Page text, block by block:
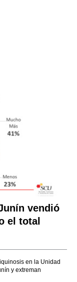
vendió
el total
en la Unidad
y extreman